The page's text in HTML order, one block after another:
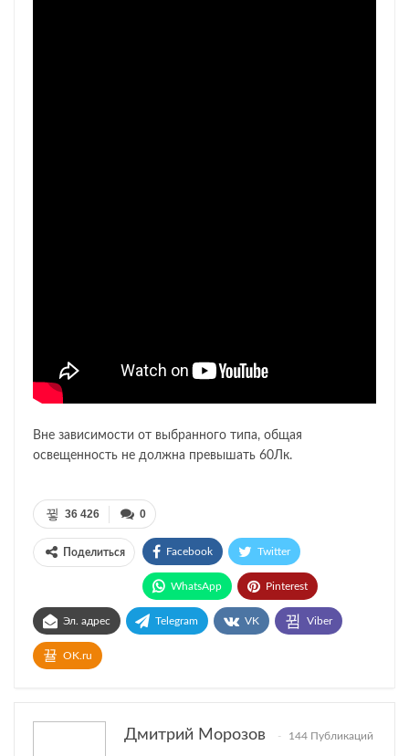
Вне зависимости от выбранного типа, общая
освещенность не должна превышать 60Лк.
0
36 426
Поделиться Facebook Twitter
WhatsApp Pinterest
Эл. адрес Telegram VK Viber
OK.ru
Дмитрий Морозов 144 Публикаций